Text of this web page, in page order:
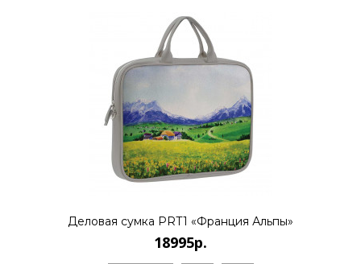
в направлении поп-арт и полит-ар..
КУПИТЬ
9995р.
Деловая сумка PRT1 «Франция Альпы»
18995р.